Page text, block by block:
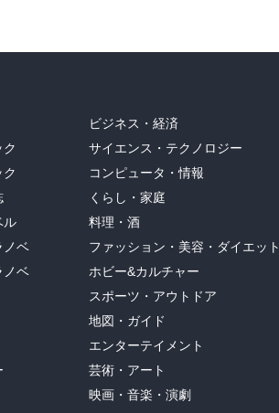
ですね。それは非常に正しいやり方なん
をテキストとして推奨しています。
暇をおしんでやれということです。強い
をなすことは不可能ではない。
をとったり、感想を書いたりというよう
せん根拠のない幻想だ。
ばよい。
の紹介があります。
④読み返す権利、⑤手当たり次第なんで
んでもいい権利、⑧あちこち拾い読みす
ル
ノベ
ノベ
ビジネス・経済
サイエンス・テクノロジー
コンピュータ・情報
くらし・家庭
料理・酒
ファッション・美容・ダイエット
ホビー&カルチャー
スポーツ・アウトドア
地図・ガイド
エンターテイメント
芸術・アート
映画・音楽・演劇